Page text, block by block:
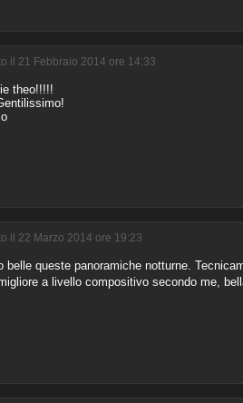
il 21 Febbraio 2014 ore 14:33
theo!!!!!
il 22 Marzo 2014 ore 19:23
belle queste panoramiche notturne.
a livello compositivo secondo me,